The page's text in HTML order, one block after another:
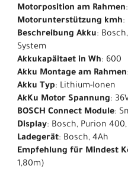
Motorposition am Rahmen
Motorunterstützung kmh:
Beschreibung Akku:
System
Akkukapäitaet in Wh: 600
Akku Montage am Rahmen
Akku Typ: Lithium-Ionen
AkKu Motor Spannung:
BOSCH Connect Module:
Display: Bosch, Purion
Ladegerät: Bosch, 4Ah
Empfehlung für Mindest
1,80m)